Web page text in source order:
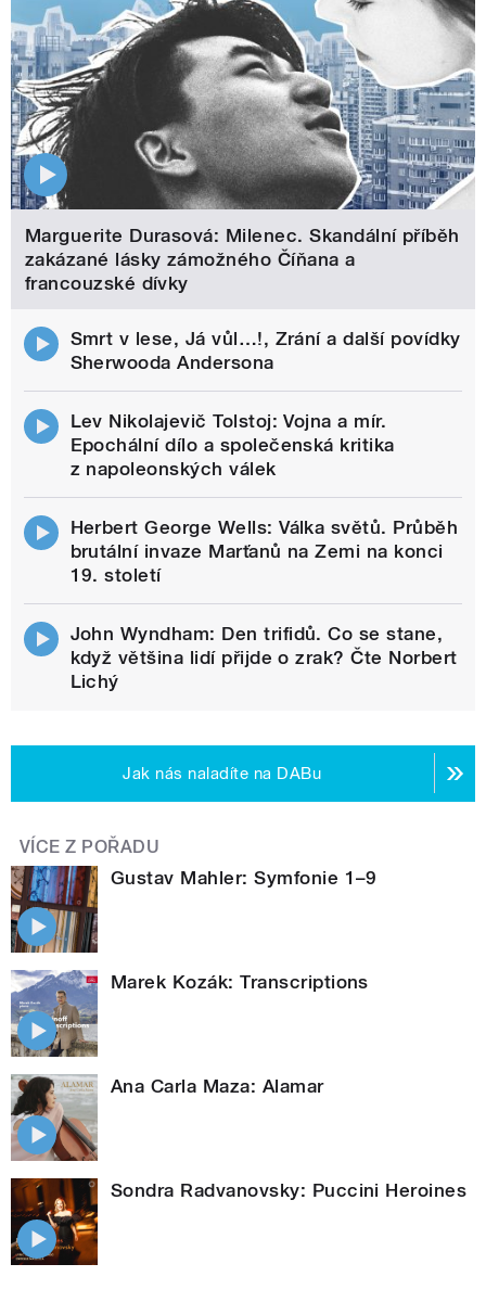
Marguerite Durasová: Milenec. Skandální příběh
zakázané lásky zámožného Číňana a
francouzské dívky
Smrt v lese, Já vůl…!, Zrání a další povídky
Sherwooda Andersona
Lev Nikolajevič Tolstoj: Vojna a mír.
Epochální dílo a společenská kritika
z napoleonských válek
Herbert George Wells: Válka světů. Průběh
brutální invaze Marťanů na Zemi na konci
19. století
John Wyndham: Den trifidů. Co se stane,
když většina lidí přijde o zrak? Čte Norbert
Lichý
Jak nás naladíte na DABu
VÍCE Z POŘADU
Gustav Mahler: Symfonie 1–9
Marek Kozák: Transcriptions
Ana Carla Maza: Alamar
Sondra Radvanovsky: Puccini Heroines